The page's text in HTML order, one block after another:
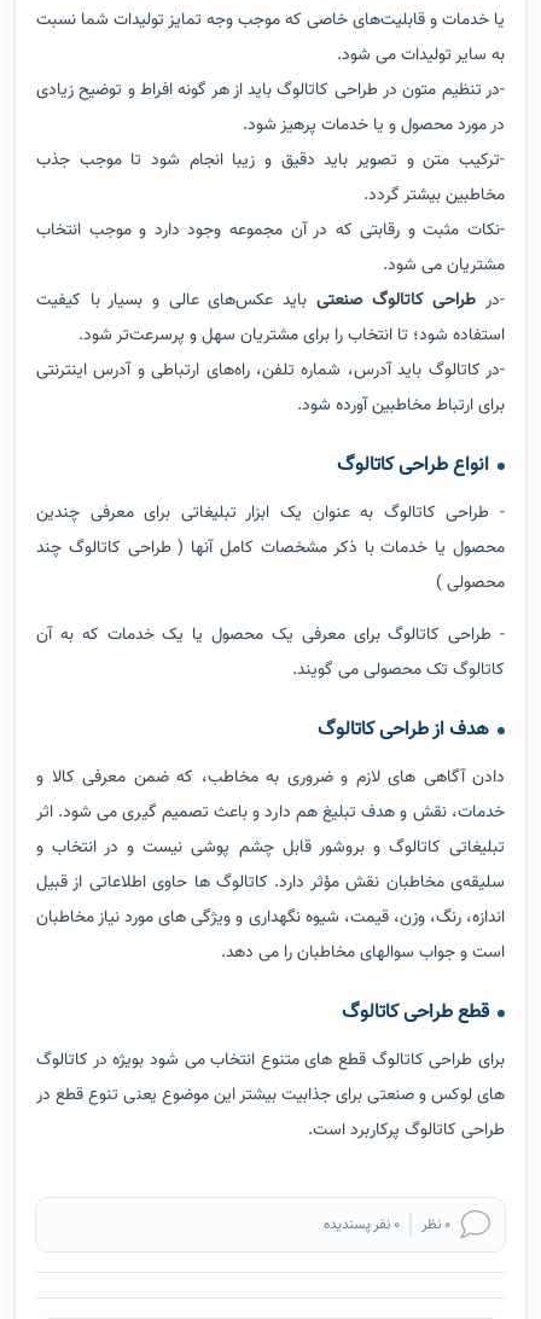
یا خدمات و قابلیت‌های خاصی که موجب وجه تمایز تولیدات شما نسبت
به سایر تولیدات می شود.
-در تنظیم متون در طراحی کاتالوگ باید از هر گونه افراط و توضیح زیادی
در مورد محصول و یا خدمات پرهیز شود.
-ترکیب متن و تصویر باید دقیق و زیبا انجام شود تا موجب جذب
مخاطبین بیشتر گردد.
-نکات مثبت و رقابتی که در آن مجموعه وجود دارد و موجب انتخاب
مشتریان می شود.
-در طراحی کاتالوگ صنعتی باید عکس‌های عالی و بسیار با کیفیت
استفاده شود؛ تا انتخاب را برای مشتریان سهل و پرسرعت‌تر شود.
-در کاتالوگ باید آدرس، شماره تلفن، راه‌های ارتباطی و آدرس اینترنتی
برای ارتباط مخاطبین آورده شود.
انواع طراحی کاتالوگ
- طراحی کاتالوگ به عنوان یک ابزار تبلیغاتی برای معرفی چندین
محصول یا خدمات با ذکر مشخصات کامل آنها ( طراحی کاتالوگ چند
محصولی )
- طراحی کاتالوگ برای معرفی یک محصول یا یک خدمات که به آن
کاتالوگ تک محصولی می گویند.
هدف از طراحی کاتالوگ
دادن آگاهی های لازم و ضروری به مخاطب، كه ضمن معرفی كالا و
خدمات، نقش و هدف تبلیغ هم دارد و باعث تصمیم گیری می شود. اثر
تبلیغاتی کاتالوگ و بروشور قابل چشم پوشی نیست و در انتخاب و
سلیقه‌ی مخاطبان نقش مؤثر دارد. كاتالوگ ها حاوی اطلاعاتی از قبیل
اندازه، رنگ، وزن، قیمت، شیوه نگهداری و ویژگی های مورد نیاز مخاطبان
است و جواب سوالهای مخاطبان را می دهد.
قطع طراحی کاتالوگ
برای طراحی کاتالوگ قطع های متنوع انتخاب می شود بویژه در کاتالوگ
های لوکس و صنعتی برای جذابیت بیشتر این موضوع یعنی تنوع قطع در
طراحی کاتالوگ پرکاربرد است.
0 نظر 0 نفر پسندیده